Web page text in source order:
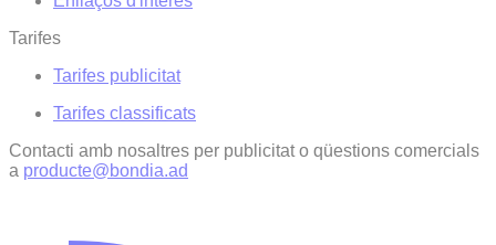
Tarifes
Tarifes publicitat
Tarifes classificats
Contacti amb nosaltres per publicitat o qüestions comercials
a producte@bondia.ad